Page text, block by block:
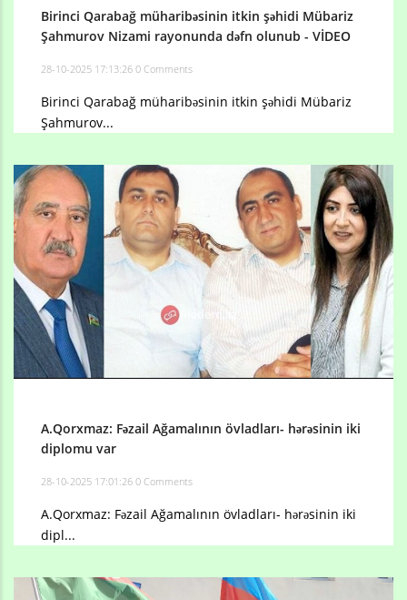
Birinci Qarabağ müharibəsinin itkin şəhidi Mübariz
Şahmurov Nizami rayonunda dəfn olunub - VİDEO
28-10-2025 17:13:26 0 Comments
Birinci Qarabağ müharibəsinin itkin şəhidi Mübariz
Şahmurov...
A.Qorxmaz: Fəzail Ağamalının övladları- hərəsinin iki
diplomu var
28-10-2025 17:01:26 0 Comments
A.Qorxmaz: Fəzail Ağamalının övladları- hərəsinin iki
dipl...